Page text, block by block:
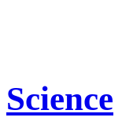
Science